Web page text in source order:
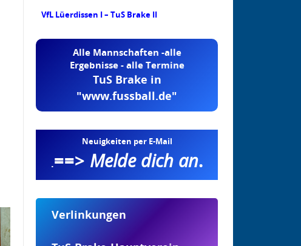
VfL Lüerdissen I – TuS Brake II
Alle Mannschaften -alle
Ergebnisse - alle Termine
TuS Brake in
"www.fussball.de"
Neuigkeiten per E-Mail
.==> Melde dich an.
Verlinkungen